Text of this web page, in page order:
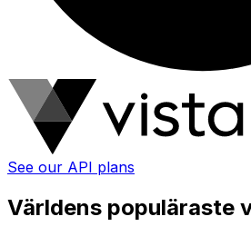
See our API plans
Världens populäraste